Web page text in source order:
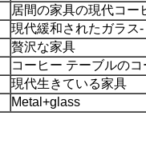
居間の家具の現代コー
現代緩和されたガラス-
贅沢な家具
コーヒー テーブルの
現代生きている家具
Metal+glass